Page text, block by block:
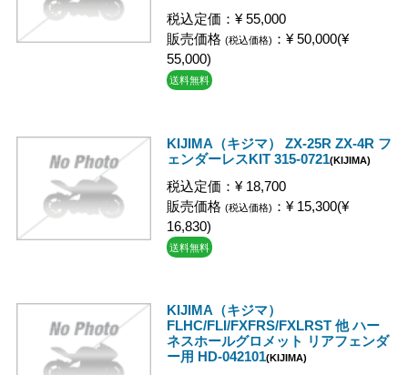
税込定価：¥ 55,000
販売価格 (税込価格) ：¥ 50,000(¥
55,000)
送料無料
KIJIMA（キジマ） ZX-25R ZX-4R フ
ェンダーレスKIT 315-0721(KIJIMA)
税込定価：¥ 18,700
販売価格 (税込価格) ：¥ 15,300(¥
16,830)
送料無料
KIJIMA（キジマ）
FLHC/FLI/FXFRS/FXLRST 他 ハー
ネスホールグロメット リアフェンダ
ー用 HD-042101(KIJIMA)